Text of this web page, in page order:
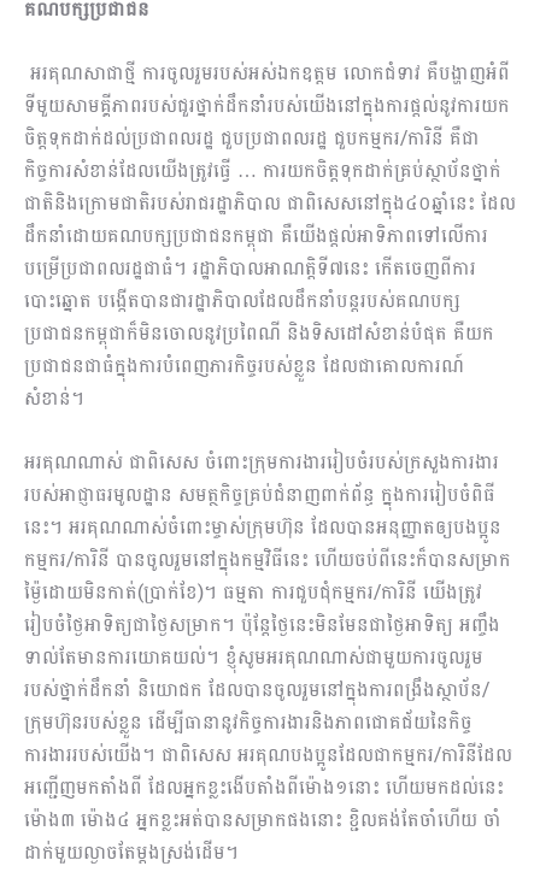
គណបក្សប្រជាជន
​ អរគុណសាជាថ្មី ការចូលរួមរបស់អស់ឯកឧត្ដម លោកជំទាវ គឺបង្ហាញអំពី
ទីមួយសាមគ្គីភាពរបស់ជួរថ្នាក់ដឹក​នាំរបស់យើងនៅក្នុងការ​ផ្ដល់នូវការយក
ចិត្តទុកដាក់ដល់ប្រជាពលរដ្ឋ ជួបប្រជាពលរដ្ឋ ជួបកម្មករ/ការិនី គឺជា
កិច្ចការសំខាន់ដែលយើងត្រូវធ្វើ … ការយកចិត្តទុកដាក់គ្រប់ស្ថាប័នថ្នាក់
ជាតិនិងក្រោមជាតិរបស់រាជរដ្ឋាភិបាល ជាពិសេសនៅក្នុង៤០ឆ្នាំនេះ ដែល
ដឹកនាំដោយគណបក្សប្រជាជនកម្ពុជា គឺយើងផ្ដល់អាទិភាពទៅលើការ
បម្រើប្រជាពលរដ្ឋជាធំ។ រដ្ឋាភិបាលអាណត្តិទី៧នេះ កើតចេញពីការ
បោះឆ្នោត បង្កើតបានជារដ្ឋាភិបាលដែលដឹកនាំបន្តរបស់គណបក្ស
ប្រជាជនកម្ពុជាក៏មិនចោលនូវប្រពៃណី និងទិសដៅសំខាន់បំផុត គឺយក
ប្រជាជនជាធំក្នុងការបំពេញភារកិច្ចរបស់ខ្លួន ដែលជាគោលការណ៍
សំខាន់។
អរគុណណាស់ ជាពិសេស ចំពោះក្រុមការងាររៀបចំរបស់ក្រសួងការងារ
របស់អាជ្ញាធរមូលដ្ឋាន សមត្ថកិច្ចគ្រប់ជំនាញពាក់ព័ន្ធ ក្នុងការរៀបចំពិធី
នេះ។ អរគុណណាស់ចំពោះម្ចាស់ក្រុមហ៊ុន ដែលបានអនុញ្ញាតឲ្យបងប្អូន
កម្មករ/ការិនី បានចូលរួមនៅក្នុងកម្មវិធីនេះ ហើយចប់ពីនេះក៏បានសម្រាក
ម្ង៉ៃដោយមិនកាត់(ប្រាក់ខែ)។ ធម្មតា ការជួបជុំកម្មករ/ការិនី យើងត្រូវ
រៀបចំថ្ងៃអាទិត្យជាថ្ងៃសម្រាក។ ប៉ុន្តែថ្ងៃនេះមិនមែនជាថ្ងៃអាទិត្យ អញ្ចឹង
ទាល់តែមានការយោគយល់។ ខ្ញុំសូមអរគុណណាស់ជាមួយការចូលរួម
របស់ថ្នាក់ដឹកនាំ និយោជក ដែលបានចូលរួមនៅក្នុងការពង្រឹងស្ថាប័ន/
ក្រុមហ៊ុនរបស់ខ្លួន ដើម្បីធានានូវកិច្ចការងារនិងភាពជោគជ័យនៃកិច្ច
ការងាររបស់យើង។ ជាពិសេស អរគុណបងប្អូនដែលជាកម្មករ/ការិនីដែល
អញ្ជើញមកតាំងពី ដែលអ្នកខ្លះងើបតាំងពីម៉ោង១នោះ ហើយមកដល់នេះ
ម៉ោង៣ ម៉ោង៤ អ្នកខ្លះអត់បានសម្រាកផងនោះ ខ្ជិលគង់តែចាំហើយ ចាំ
ដាក់មួយល្ងាចតែម្ដងស្រង់ដើម។